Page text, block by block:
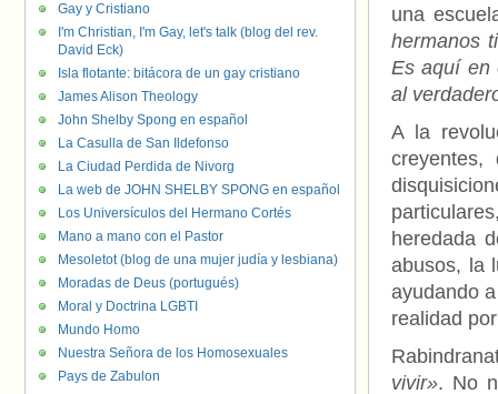
una
hermanos
Es aquí en
al
A la
heredada
abusos, la
ayudando
realidad
vivir». No
Gay y Cristiano
I'm Christian, I'm Gay, let's talk (blog del rev.
David Eck)
Isla flotante: bitácora de un gay cristiano
James Alison Theology
John Shelby Spong en español
La Casulla de San Ildefonso
La Ciudad Perdida de Nivorg
La web de JOHN SHELBY SPONG en español
Los Universículos del Hermano Cortés
Mano a mano con el Pastor
Mesoletot (blog de una mujer judía y lesbiana)
Moradas de Deus (portugués)
Moral y Doctrina LGBTI
Mundo Homo
Nuestra Señora de los Homosexuales
Pays de Zabulon